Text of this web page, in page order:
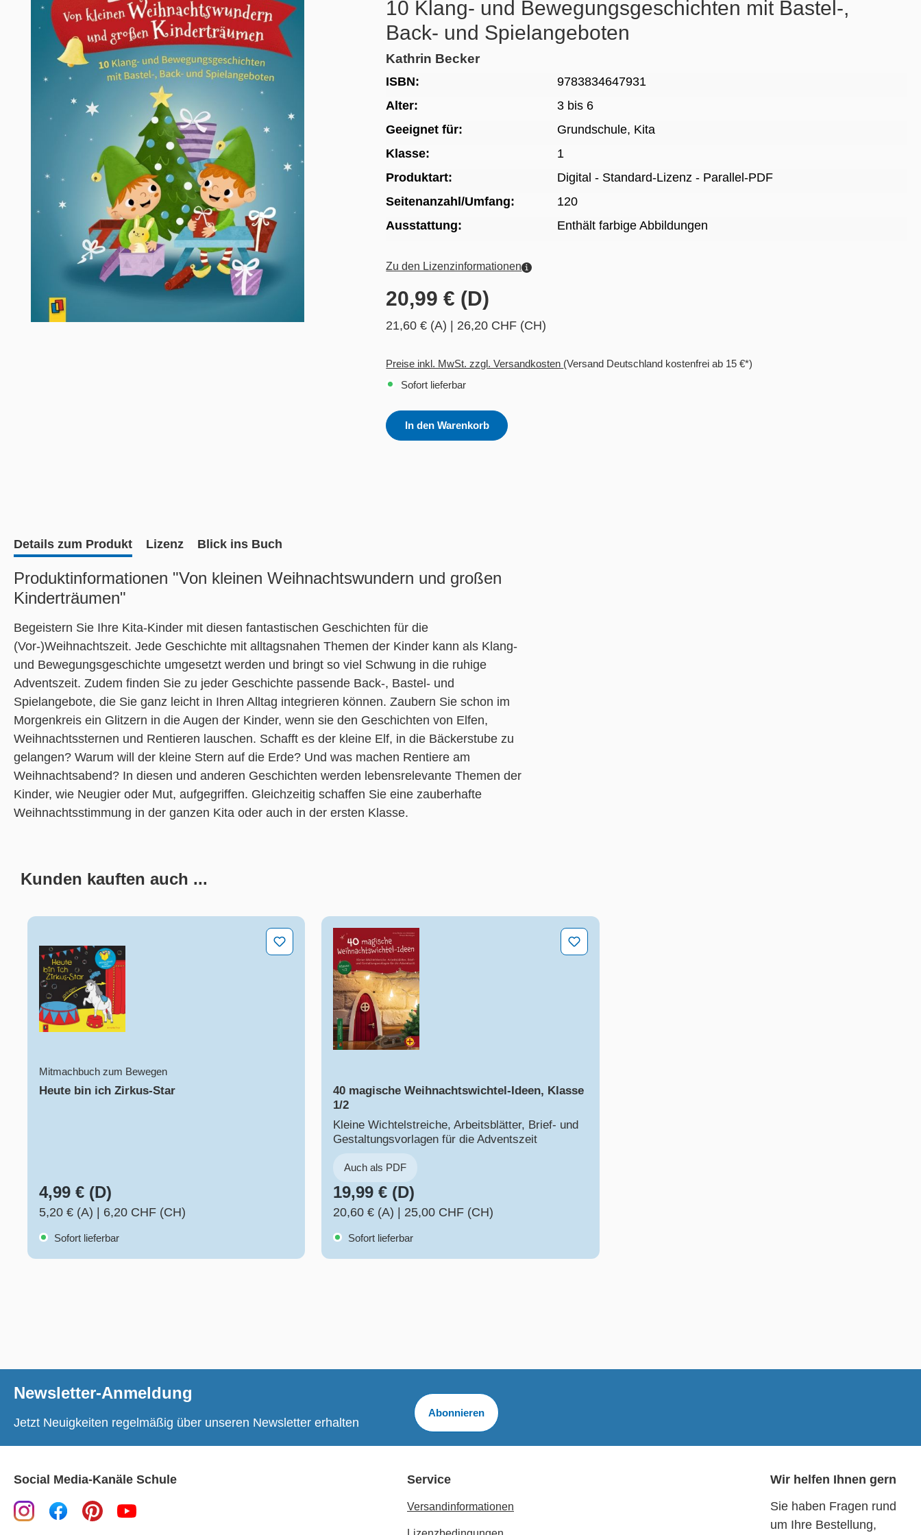
10 Klang- und Bewegungsgeschichten mit Bastel-,
Back- und Spielangeboten
Kathrin Becker
ISBN:
9783834647931
Alter:
3 bis 6
Geeignet für:
Grundschule, Kita
Klasse:
1
Produktart:
Digital - Standard-Lizenz - Parallel-PDF
Seitenanzahl/Umfang:
120
Ausstattung:
Enthält farbige Abbildungen
Zu den Lizenzinformationen
20,99 € (D)
21,60 € (A) 26,20 CHF (CH)
Preise inkl. MwSt. zzgl. Versandkosten (Versand Deutschland kostenfrei ab 15 €*)
Sofort lieferbar
In den Warenkorb
Details zum Produkt Lizenz Blick ins Buch
Produktinformationen "Von kleinen Weihnachtswundern und großen
Kinderträumen"
Begeistern Sie Ihre Kita-Kinder mit diesen fantastischen Geschichten für die
(Vor-)Weihnachtszeit. Jede Geschichte mit alltagsnahen Themen der Kinder kann als Klang-
und Bewegungsgeschichte umgesetzt werden und bringt so viel Schwung in die ruhige
Adventszeit. Zudem finden Sie zu jeder Geschichte passende Back-, Bastel- und
Spielangebote, die Sie ganz leicht in Ihren Alltag integrieren können. Zaubern Sie schon im
Morgenkreis ein Glitzern in die Augen der Kinder, wenn sie den Geschichten von Elfen,
Weihnachtssternen und Rentieren lauschen. Schafft es der kleine Elf, in die Bäckerstube zu
gelangen? Warum will der kleine Stern auf die Erde? Und was machen Rentiere am
Weihnachtsabend? In diesen und anderen Geschichten werden lebensrelevante Themen der
Kinder, wie Neugier oder Mut, aufgegriffen. Gleichzeitig schaffen Sie eine zauberhafte
Weihnachtsstimmung in der ganzen Kita oder auch in der ersten Klasse.
Kunden kauften auch ...
Mitmachbuch zum Bewegen
Heute bin ich Zirkus-Star
4,99 € (D)
5,20 € (A) 6,20 CHF (CH)
Sofort lieferbar
40 magische Weihnachtswichtel-Ideen, Klasse 1/2
40 magische Weihnachtswichtel-Ideen, Klasse
1/2
Kleine Wichtelstreiche, Arbeitsblätter, Brief- und
Gestaltungsvorlagen für die Adventszeit
Auch als PDF
19,99 € (D)
20,60 € (A) 25,00 CHF (CH)
Sofort lieferbar
Newsletter-Anmeldung
Jetzt Neuigkeiten regelmäßig über unseren Newsletter erhalten
Abonnieren
Social Media-Kanäle Schule Service
Versandinformationen
Wir helfen Ihnen gern
Sie haben Fragen rund
um Ihre Bestellung,